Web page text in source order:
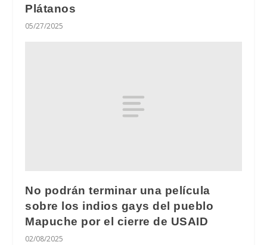
Plátanos
05/27/2025
No podrán terminar una película
sobre los indios gays del pueblo
Mapuche por el cierre de USAID
02/08/2025